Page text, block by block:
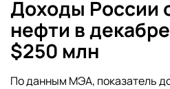
Доходы России
нефти в
$250 млн
По данным МЭА, показатель